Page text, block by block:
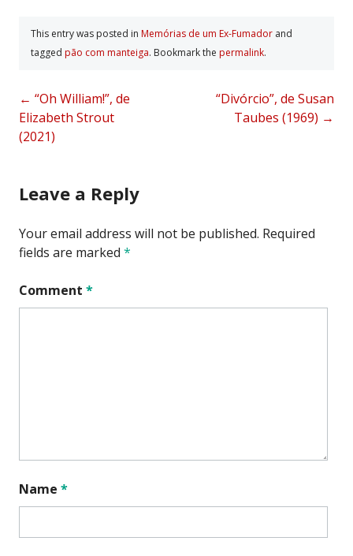
This entry was posted in Memórias de um Ex-Fumador and
tagged pão com manteiga. Bookmark the permalink.
Post
navigation
← “Oh William!”, de
Elizabeth Strout
(2021)
“Divórcio”, de Susan
Taubes (1969) →
Leave a Reply
Your email address will not be published. Required
fields are marked *
Comment *
Name *